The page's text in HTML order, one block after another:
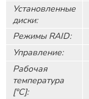
Установленные
диски:
Режимы RAID:
Управление:
Рабочая
температура
[°C]: